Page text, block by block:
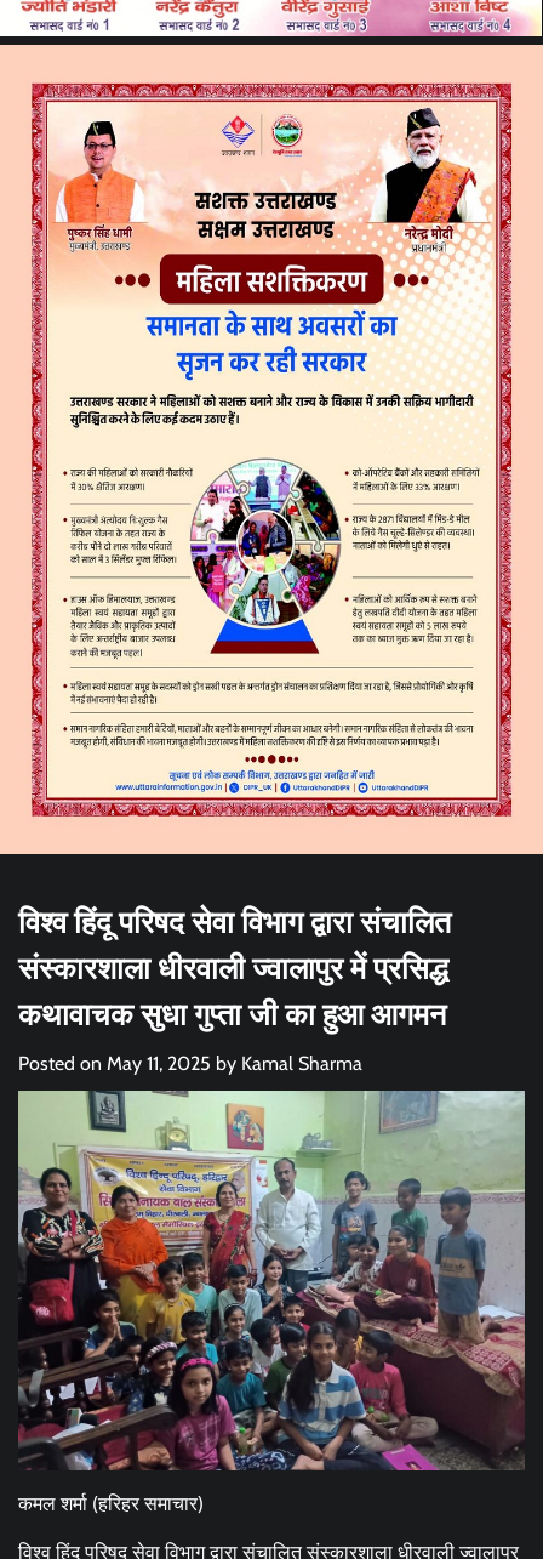
विश्व हिंदू परिषद सेवा विभाग द्वारा संचालित
संस्कारशाला धीरवाली ज्वालापुर में प्रसिद्ध
कथावाचक सुधा गुप्ता जी का हुआ आगमन
Posted on May 11, 2025 by Kamal Sharma
कमल शर्मा (हरिहर समाचार)
विश्व हिंदू परिषद सेवा विभाग द्वारा संचालित संस्कारशाला धीरवाली ज्वालापुर